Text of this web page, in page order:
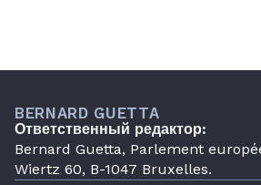
BERNARD GUETTA
Ответственный редактор:
Bernard Guetta, Parlement
Wiertz 60, B-1047 Bruxelles.